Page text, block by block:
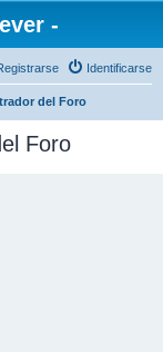
-
Identificarse
del Foro
Foro